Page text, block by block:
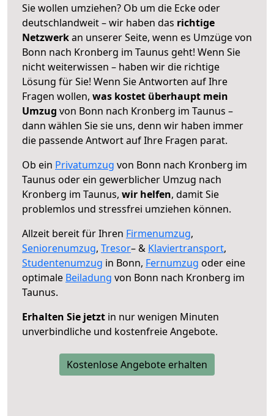
Sie wollen umziehen? Ob um die Ecke oder
deutschlandweit – wir haben das richtige
Netzwerkan unserer Seite, wenn es Umzüge von
Bonn nach Kronberg im Taunus geht! Wenn Sie
nicht weiterwissen – haben wir die richtige
Lösung für Sie! Wenn Sie Antworten auf Ihre
Fragen wollen, was kostet überhaupt mein
Umzug von Bonn nach Kronberg im Taunus –
dann wählen Sie sie uns, denn wir haben immer
die passende Antwort auf Ihre Fragen parat.
Ob ein Privatumzug von Bonn nach Kronberg im
Taunus oder ein gewerblicher Umzug nach
Kronberg im Taunus, wir helfen, damit Sie
problemlos und stressfrei umziehen können.
Allzeit bereit für Ihren Firmenumzug,
Seniorenumzug, Tresor– & Klaviertransport,
Studentenumzug in Bonn, Fernumzug oder eine
optimale Beiladung von Bonn nach Kronberg im
Taunus.
Erhalten Sie jetzt in nur wenigen Minuten
unverbindliche und kostenfreie Angebote.
Kostenlose Angebote erhalten